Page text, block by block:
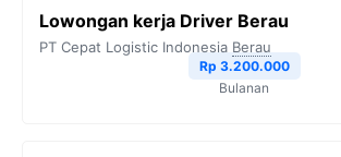
Lowongan kerja Driver Berau
PT Cepat Logistic Indonesia Berau
Rp 3.200.000
Bulanan